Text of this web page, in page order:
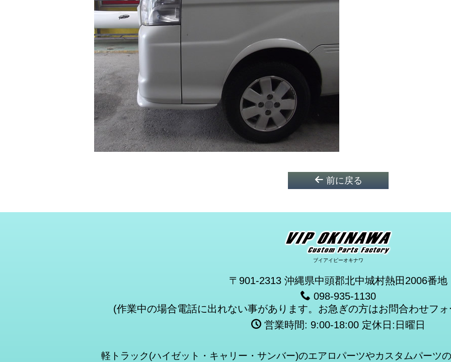
前に戻る
ブイアイピーオキナワ
〒901-2313 沖縄県中頭郡北中城村熱田2006番地
098-935-1130
(作業中の場合電話に出れない事があります。お急ぎの方はお問合わせフ
営業時間: 9:00-18:00 定休日:日曜日
軽トラック(ハイゼット・キャリー・サンバー)のエアロパーツやカスタムパーツ